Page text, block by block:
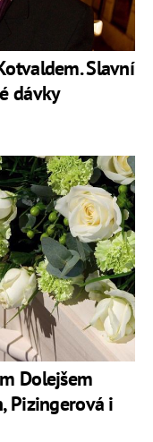
Slavní
dávky
Dolejšem
Pizingerová i